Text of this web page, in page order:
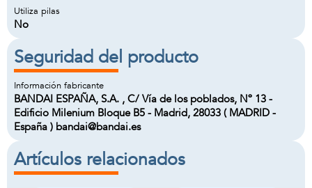
Utiliza pilas
No
Seguridad del producto
Información fabricante
BANDAI ESPAÑA, S.A. , C/ Vía de los poblados, Nº 13 -
Edificio Milenium Bloque B5 - Madrid, 28033 ( MADRID -
España ) bandai@bandai.es
Artículos relacionados